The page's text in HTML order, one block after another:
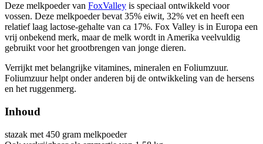
Deze melkpoeder van FoxValley is speciaal ontwikkeld voor
vossen. Deze melkpoeder bevat 35% eiwit, 32% vet en heeft een
relatief laag lactose-gehalte van ca 17%. Fox Valley is in Europa een
vrij onbekend merk, maar de melk wordt in Amerika veelvuldig
gebruikt voor het grootbrengen van jonge dieren.
Verrijkt met belangrijke vitamines, mineralen en Foliumzuur.
Foliumzuur helpt onder anderen bij de ontwikkeling van de hersens
en het ruggenmerg.
Inhoud
stazak met 450 gram melkpoeder